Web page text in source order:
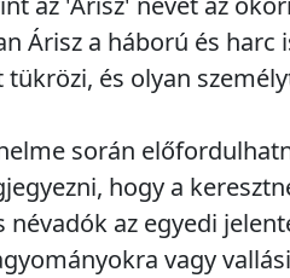
Árisz a háború és harc
és olyan
során
hogy a
névadók az egyedi
vagy